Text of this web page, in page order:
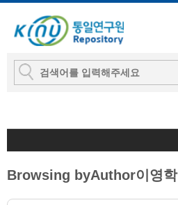
Browsing byAuthor이영학